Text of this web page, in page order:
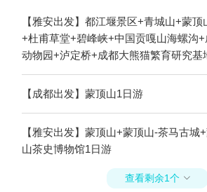
【雅安出发】都江堰景区+青城山+蒙顶
+杜甫草堂+碧峰峡+中国贡嘎山海螺沟
动物园+泸定桥+成都大熊猫繁育研究基
+金沙遗址博物馆+青城后山+燕子沟风
+牛背山+成都本地玩乐+熊猫谷+雅安本
【成都出发】蒙顶山1日游
【雅安出发】蒙顶山+蒙顶山-茶马古城
山茶史博物馆1日游
查看剩余1个 